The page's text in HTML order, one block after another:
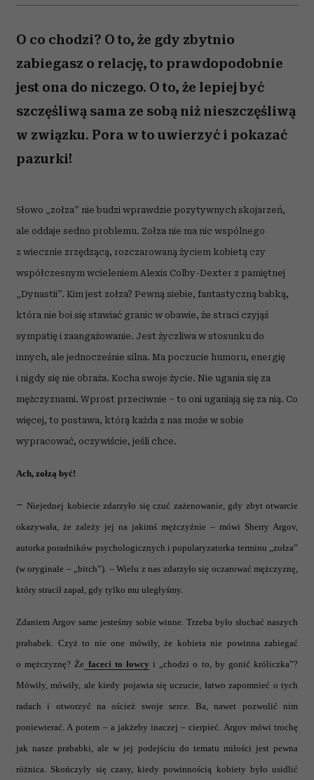
O co chodzi? O to, że gdy zbytnio
zabiegasz o relację, to prawdopodobnie
jest ona do niczego. O to, że lepiej być
szczęśliwą sama ze sobą niż nieszczęśliwą
w związku. Pora w to uwierzyć i pokazać
pazurki!
Słowo „zołza” nie budzi wprawdzie pozytywnych skojarzeń,
ale oddaje sedno problemu. Zołza nie ma nic wspólnego
z wiecznie zrzędzącą, rozczarowaną życiem kobietą czy
współczesnym wcieleniem Alexis Colby-Dexter z pamiętnej
„Dynastii”. Kim jest zołza? Pewną siebie, fantastyczną babką,
która nie boi się stawiać granic w obawie, że straci czyjąś
sympatię i zaangażowanie. Jest życzliwa w stosunku do
innych, ale jednocześnie silna. Ma poczucie humoru, energię
i nigdy się nie obraża. Kocha swoje życie. Nie ugania się za
mężczyznami. Wprost przeciwnie – to oni uganiają się za nią. Co
więcej, to postawa, którą każda z nas może w sobie
wypracować, oczywiście, jeśli chce.
Ach, zołzą być!
–Niejednej kobiecie zdarzyło się czuć zażenowanie, gdy zbyt otwarcie
okazywała, że zależy jej na jakimś mężczyźnie – mówi Sherry Argov,
autorka poradników psychologicznych i popularyzatorka terminu „zołza”
(w oryginale – „bitch”). – Wielu z nas zdarzyło się oczarować mężczyznę,
który stracił zapał, gdy tylko mu uległyśmy.
Zdaniem Argov same jesteśmy sobie winne. Trzeba było słuchać naszych
prababek. Czyż to nie one mówiły, że kobieta nie powinna zabiegać
o mężczyznę? Że faceci to łowcy i „chodzi o to, by gonić króliczka”?
Mówiły, mówiły, ale kiedy pojawia się uczucie, łatwo zapomnieć o tych
radach i otworzyć na oścież swoje serce. Ba, nawet pozwolić nim
poniewierać. A potem – a jakżeby inaczej – cierpieć. Argov mówi trochę
jak nasze prababki, ale w jej podejściu do tematu miłości jest pewna
różnica. Skończyły się czasy, kiedy powinnością kobiety było usidlić